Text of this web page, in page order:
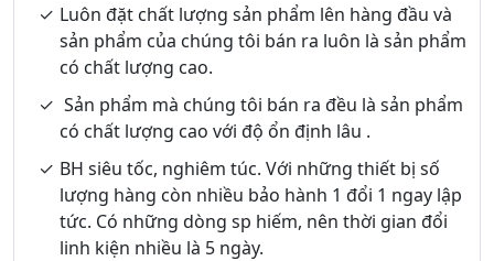
Luôn đặt chất lượng sản phẩm lên hàng đầu và
sản phẩm của chúng tôi bán ra luôn là sản phẩm
có chất lượng cao.
Sản phẩm mà chúng tôi bán ra đều là sản phẩm
có chất lượng cao với độ ổn định lâu .
BH siêu tốc, nghiêm túc. Với những thiết bị số
lượng hàng còn nhiều bảo hành 1 đổi 1 ngay lập
tức. Có những dòng sp hiếm, nên thời gian đổi
linh kiện nhiều là 5 ngày.